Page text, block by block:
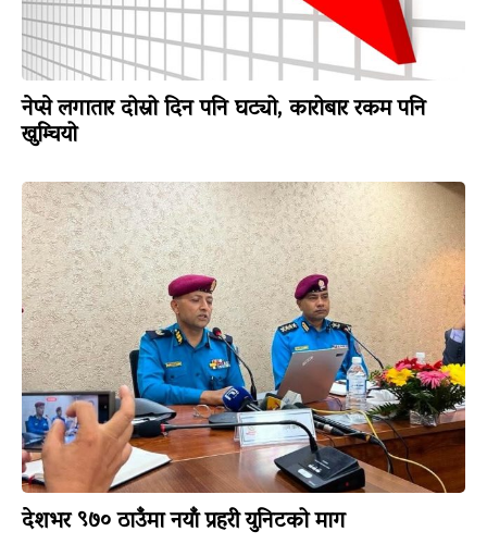
नेप्से लगातार दोस्रो दिन पनि घट्यो, कारोबार रकम पनि
खुम्चियो
देशभर ९७० ठाउँमा नयाँ प्रहरी युनिटको माग